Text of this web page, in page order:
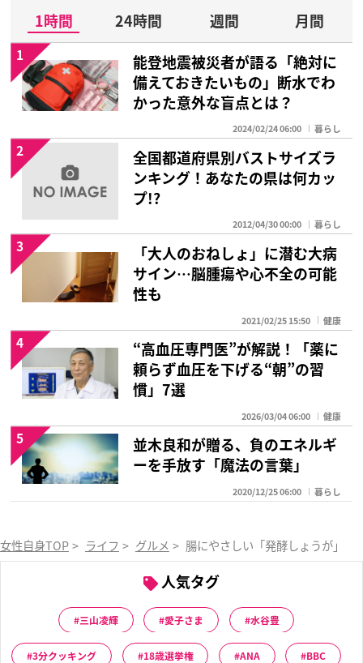
1時間 24時間 週間
月間
能登地震被災者が語る「絶対に
備えておきたいもの」断水でわ
かった意外な盲点とは？
2024/02/24 06:00 暮らし
1
全国都道府県別バストサイズラ
ンキング！あなたの県は何カッ
プ!?
2012/04/30 00:00 暮らし
2
「大人のおねしょ」に潜む大病
サイン…脳腫瘍や心不全の可能
性も
2021/02/25 15:50 健康
3
“高血圧専門医”が解説！「薬に
頼らず血圧を下げる“朝”の習
慣」7選
2026/03/04 06:00 健康
4
並木良和が贈る、負のエネルギ
ーを手放す「魔法の言葉」
2020/12/25 06:00 暮らし
5
女性自身TOP > ライフ > グルメ > 腸にやさしい「発酵しょうが」は
人気タグ
三山凌輝 愛子さま 水谷豊
3分クッキング 18歳選挙権 ANA BBC